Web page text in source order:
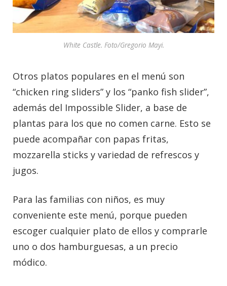
White Castle. Foto/Gregorio Mayi.
Otros platos populares en el menú son
“chicken ring sliders” y los “panko fish slider”,
además del Impossible Slider, a base de
plantas para los que no comen carne. Esto se
puede acompañar con papas fritas,
mozzarella sticks y variedad de refrescos y
jugos.
Para las familias con niños, es muy
conveniente este menú, porque pueden
escoger cualquier plato de ellos y comprarle
uno o dos hamburguesas, a un precio
módico.